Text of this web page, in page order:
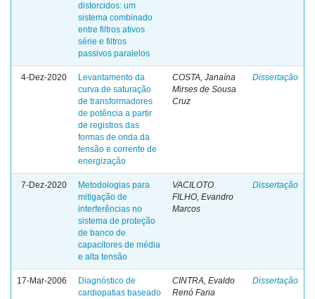
distorcidos: um
sistema combinado
entre filtros ativos
série e filtros
passivos paralelos
4-Dez-2020
Levantamento da
curva de saturação
de transformadores
de potência a partir
de registros das
formas de onda da
tensão e corrente de
energização
COSTA, Janaína
Mirses de Sousa
Cruz
Dissertação
7-Dez-2020
Metodologias para
mitigação de
interferências no
sistema de proteção
de banco de
capacitores de média
e alta tensão
VACILOTO
FILHO, Evandro
Marcos
Dissertação
17-Mar-2006
Diagnóstico de
cardiopatias baseado
CINTRA, Evaldo
Renó Faria
Dissertação